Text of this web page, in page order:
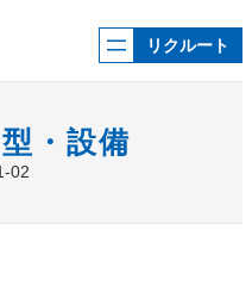
リクルート
・設備
02